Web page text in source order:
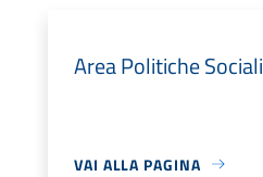
Area Politiche Sociali
VAI ALLA PAGINA